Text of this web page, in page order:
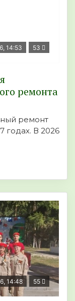
14:53 53
ремонта
ремонт
годах. В 2026
14:48 55